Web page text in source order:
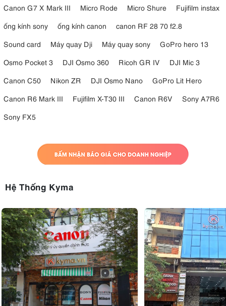
Canon G7 X Mark III
Micro Rode Micro Shure
Fujifilm instax
ống kính sony
ống kính canon
canon RF 28 70 f2.8
Sound card
Máy quay Dji Máy quay sony
GoPro hero 13
Osmo Pocket 3
DJI Osmo 360 Ricoh GR IV
DJI Mic 3
Canon C50
Nikon ZR DJI Osmo Nano
GoPro Lit Hero
Canon R6 Mark III
Fujifilm X-T30 III Canon R6V
Sony A7R6
Sony FX5
Hệ Thống Kyma